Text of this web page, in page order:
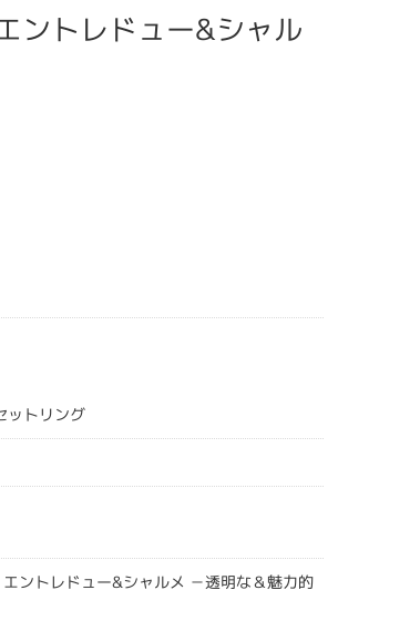
ントレドュー&シャル
ットリング
ントレドュー&シャルメ －透明な＆魅力的